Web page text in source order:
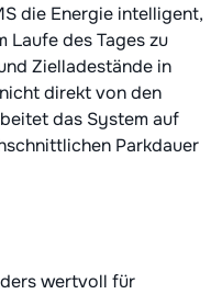
die Energie intelligent,
Laufe des Tages zu
Zielladestände in
direkt von den
das System auf
Parkdauer
wertvoll für